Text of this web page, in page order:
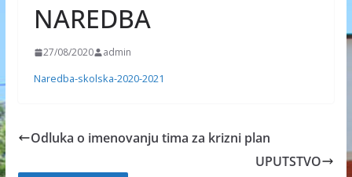
NAREDBA
27/08/2020 admin
Naredba-skolska-2020-2021
Odluka o imenovanju tima za krizni plan
UPUTSTVO